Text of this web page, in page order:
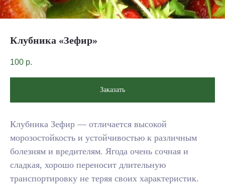
Клубника «Зефир»
100 р.
Заказать
Клубника Зефир — отличается высокой
морозостойкость и устойчивостью к различным
болезням и вредителям. Ягода очень сочная и
сладкая, хорошо переносит длительную
транспортировку не теряя своих характеристик.